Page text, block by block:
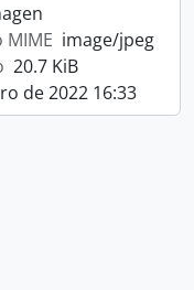
image/jpeg
20.7 KiB
de 2022 16:33